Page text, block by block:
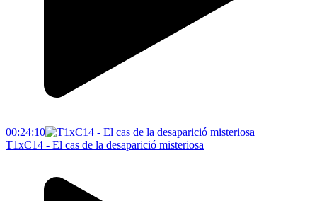
00:24:10
T1xC14 - El cas de la desaparició misteriosa